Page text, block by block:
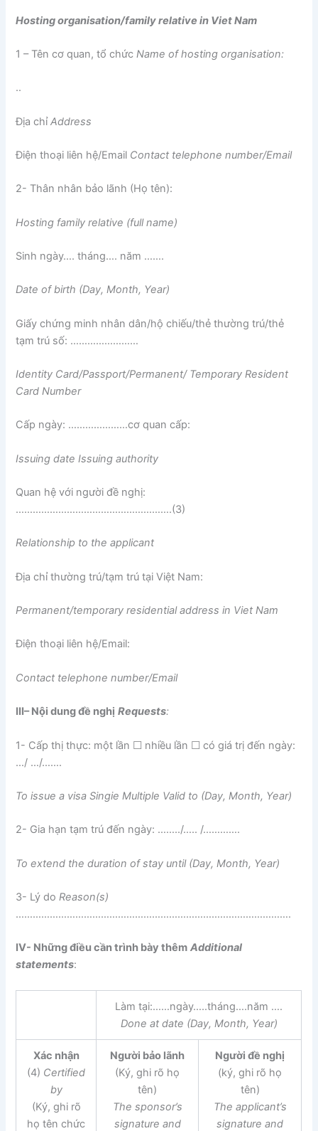
Hosting organisation/family relative in Viet Nam
1 – Tên cơ quan, tổ chứcName of hosting organisation:
..
Địa chỉAddress
Điện thoại liên hệ/Email Contact telephone number/Email
2- Thân nhân bảo lãnh (Họ tên):
Hosting family relative (full name)
Sinh ngày…. tháng…. năm …….
Date of birth (Day, Month, Year)
Giấy chứng minh nhân dân/hộ chiếu/thẻ thường trú/thẻ
tạm trú số: ……………………
Identity Card/Passport/Permanent/ Temporary Resident
Card Number
Cấp ngày: …………………cơ quan cấp:
Issuing dateIssuing authority
Quan hệ với người đề nghị:
……………………………………………….(3)
Relationship to the applicant
Địa chỉ thường trú/tạm trú tại Việt Nam:
Permanent/temporary residentialaddress in Viet Nam
Điện thoại liên hệ/Email:
Contact telephone number/Email
III– Nội dung đề nghị Requests:
1- Cấp thị thực: một lần ☐ nhiều lần ☐ có giá trị đến ngày:
…/ …/…….
To issue a visaSingieMultiple Valid to (Day, Month, Year)
2- Gia hạn tạm trú đến ngày: ……../….. /………….
To extend the duration of stay until (Day, Month, Year)
3- Lý doReason(s)
…………………………………………………………………………………….
IV- Những điều cần trình bày thêm Additional
statements:
Làm tại:……ngày…..tháng….năm ….
Done atdate (Day, Month, Year)
Xác nhận
(4) Certified
by
(Ký, ghi rõ
họ tên chức
Người bảo lãnh
(Ký, ghi rõ họ
tên)
The sponsor’s
signature and
Người đề nghị
(ký, ghi rõ họ
tên)
The applicant’s
signature and